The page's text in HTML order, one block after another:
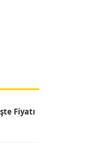
Fiyatı